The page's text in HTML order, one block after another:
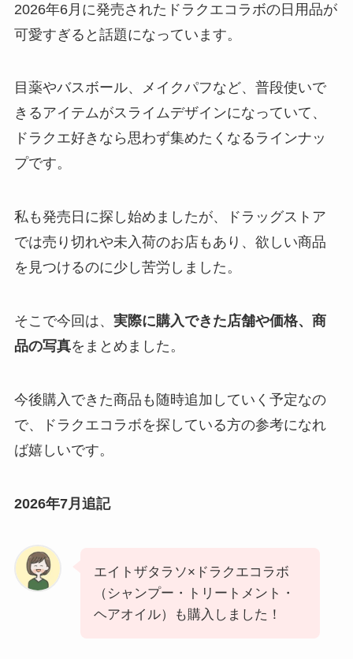
2026年6月に発売されたドラクエコラボの日用品が
可愛すぎると話題になっています。
目薬やバスボール、メイクパフなど、普段使いで
きるアイテムがスライムデザインになっていて、
ドラクエ好きなら思わず集めたくなるラインナッ
プです。
私も発売日に探し始めましたが、ドラッグストア
では売り切れや未入荷のお店もあり、欲しい商品
を見つけるのに少し苦労しました。
そこで今回は、 実際に購入できた店舗や価格、商
品の写真をまとめました。
今後購入できた商品も随時追加していく予定なの
で、ドラクエコラボを探している方の参考になれ
ば嬉しいです。
2026年7月追記
エイトザタラソ×ドラクエコラボ
（シャンプー・トリートメント・
ヘアオイル）も購入しました！